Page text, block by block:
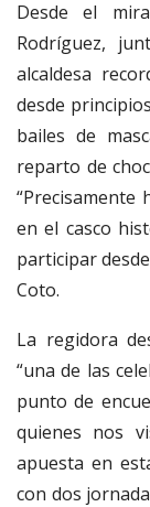
Desde el
Rodríguez,
alcaldesa
desde
bailes de
reparto de
“Precisamente
en el casco
participar
Coto.
La regidora
“una de las
punto de
quienes nos
apuesta en
con dos